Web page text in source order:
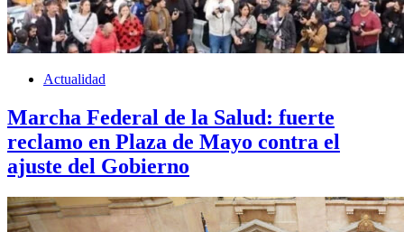
Actualidad
Marcha Federal de la Salud: fuerte
reclamo en Plaza de Mayo contra el
ajuste del Gobierno